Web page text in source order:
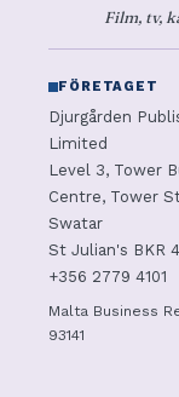
Film, tv,
FÖRETAGET
Djurgården
Limited
Level 3, Tower
Centre, Tower
Swatar
St Julian's BKR
+356 2779 4101
Malta Business
93141